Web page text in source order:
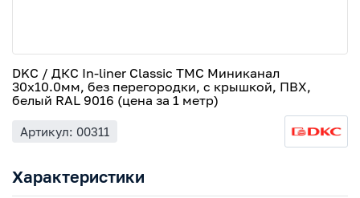
DKC / ДКС In-liner Classic TMC Миниканал
30x10.0мм, без перегородки, с крышкой, ПВХ,
белый RAL 9016 (цена за 1 метр)
Артикул: 00311
Характеристики